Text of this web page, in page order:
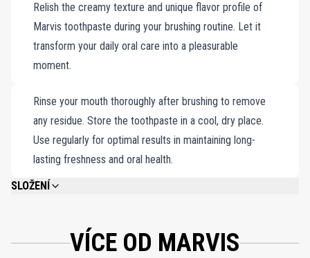
Důkladně čistí a zároveň chrání sklovinu a dentin Bez
konzervačních látek a obohacená o fluor a xylitol
Relish the creamy texture and unique flavor profile of
Marvis toothpaste during your brushing routine. Let it
transform your daily oral care into a pleasurable
moment.
Rinse your mouth thoroughly after brushing to remove
any residue. Store the toothpaste in a cool, dry place.
Use regularly for optimal results in maintaining long-
lasting freshness and oral health.
SLOŽENÍ
TITANIUM DIOXIDE, SODIUM SACCHARIN, SODIUM FLUORIDE, CITRIC ACID,
SODIUM CITRATE, LINALOOL.VÍCE OD MARVIS